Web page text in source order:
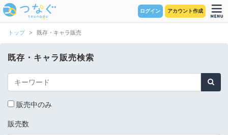
ログイン アカウント作成
トップ 既存・キャラ販売
既存・キャラ販売検索
販売中のみ
販売数